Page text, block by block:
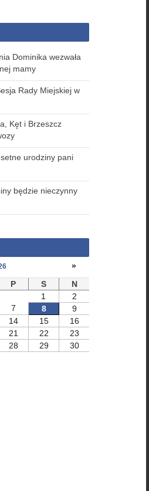
Dominika wezwała
mamy
Rady Miejskiej w
Kęt i Brzeszcz
urodziny pani
będzie nieczynny
»
P S
N
1
2
7 8
9
14 15
16
21 22
23
28 29
30